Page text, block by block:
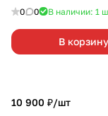
0 0 В наличии: 1
В корзину
10 900 ₽/шт